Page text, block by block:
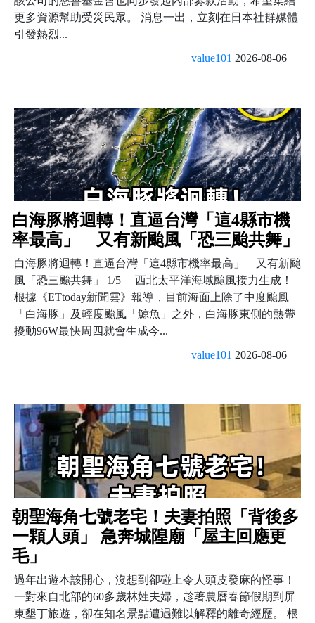
更多資源幫助受災民眾。 消息一出，立刻在日本社群媒體
引發熱烈...
value101 2026-08-06
白海豚將迴轉！直逼台灣「這4縣市機
率最高」 又有新颱風「恐三颱共舞」
白海豚將迴轉！直逼台灣「這4縣市機率最高」 又有新颱
風「恐三颱共舞」 1/5 西北太平洋海域颱風接力生成！
根據《ETtoday新聞雲》報導，目前海面上除了中度颱風
「白海豚」及輕度颱風「鯨魚」之外，白海豚東側的熱帶
擾動96W最快周四就會生成今...
value101 2026-08-06
朝聖海角七號老宅！夫妻拍照「背後多
一顆人頭」 急奔城隍廟「屋主回應更
毛」
過年出遊本該開心，沒想到卻碰上令人頭皮發麻的怪事！
一對來自北部的60多歲林姓夫婦，趁著農曆春節假期到屏
東墾丁旅遊，卻在知名景點遭遇難以解釋的離奇經歷。 根